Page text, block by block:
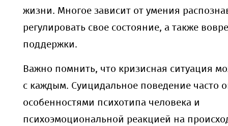
жизни. Многое зависит от умения
регулировать свое состояние, а также
поддержки.
Важно помнить, что кризисная ситуация
с каждым. Суицидальное поведение часто
особенностями психотипа человека и
психоэмоциональной реакцией на